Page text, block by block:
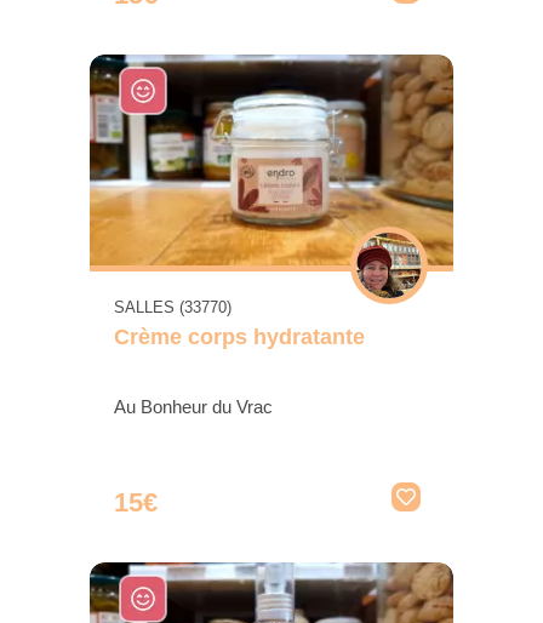
SALLES (33770)
Crème corps hydratante
Au Bonheur du Vrac
15€